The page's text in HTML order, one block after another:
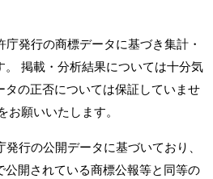
発行の商標データに基づき集計・
掲載・分析結果については十分気
タの正否については保証していませ
願いいたします。
行の公開データに基づいており、
開されている商標公報等と同等の